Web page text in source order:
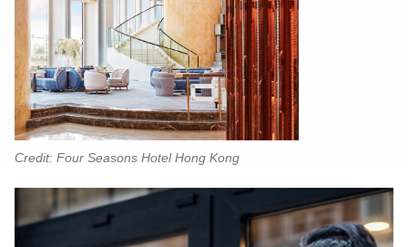
Credit: Four Seasons Hotel Hong Kong